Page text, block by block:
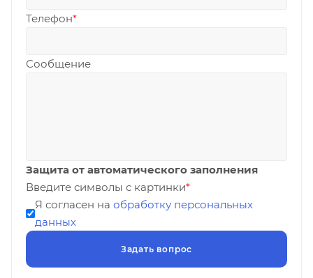
Телефон*
Сообщение
Защита от автоматического заполнения
Введите символы с картинки*
Я согласен на обработку персональных
данных